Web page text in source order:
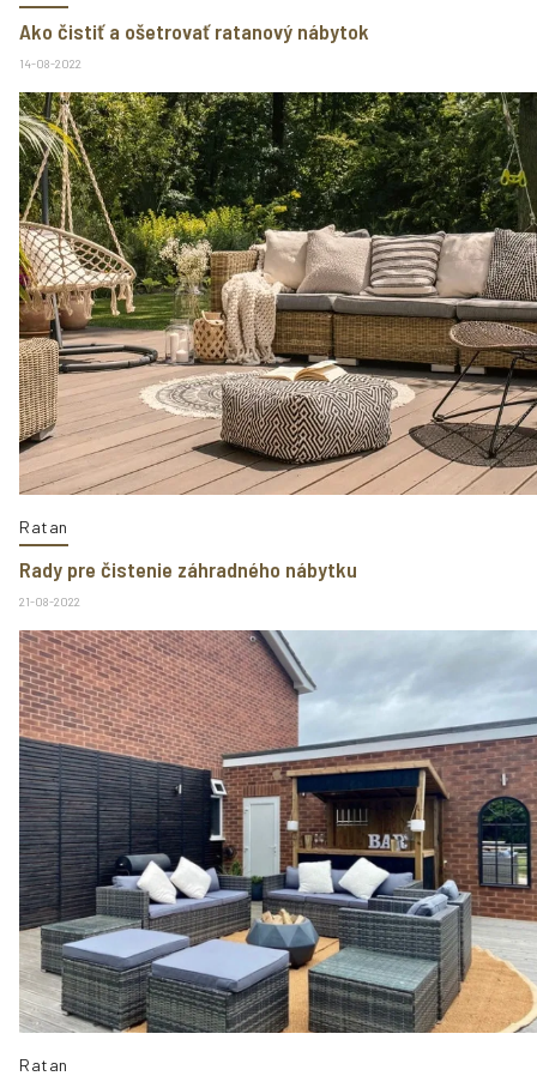
Ako čistiť a ošetrovať ratanový nábytok
14-08-2022
Ratan
Rady pre čistenie záhradného nábytku
21-08-2022
Ratan